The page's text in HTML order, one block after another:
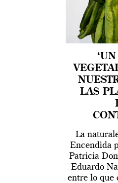
LAS
La
Encendida
Patricia
Eduardo
entre lo que